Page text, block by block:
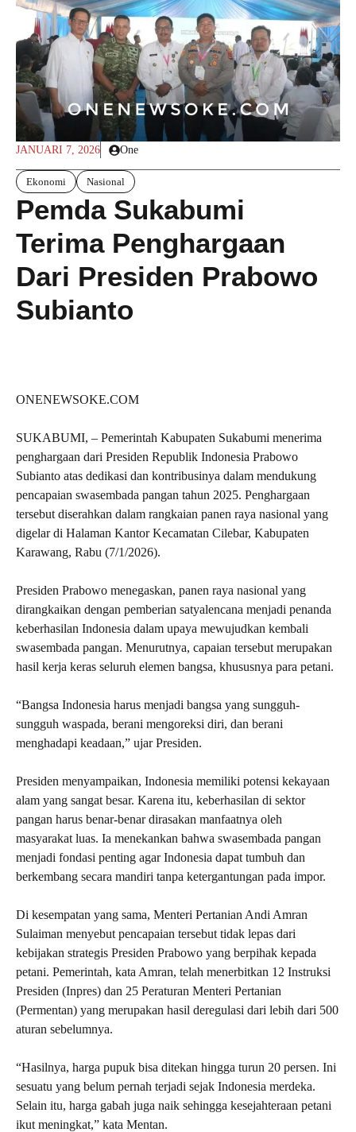
JANUARI 7, 2026 One
Ekonomi Nasional
Pemda Sukabumi
Terima Penghargaan
Dari Presiden Prabowo
Subianto
ONENEWSOKE.COM
SUKABUMI, – Pemerintah Kabupaten Sukabumi menerima
penghargaan dari Presiden Republik Indonesia Prabowo
Subianto atas dedikasi dan kontribusinya dalam mendukung
pencapaian swasembada pangan tahun 2025. Penghargaan
tersebut diserahkan dalam rangkaian panen raya nasional yang
digelar di Halaman Kantor Kecamatan Cilebar, Kabupaten
Karawang, Rabu (7/1/2026).
Presiden Prabowo menegaskan, panen raya nasional yang
dirangkaikan dengan pemberian satyalencana menjadi penanda
keberhasilan Indonesia dalam upaya mewujudkan kembali
swasembada pangan. Menurutnya, capaian tersebut merupakan
hasil kerja keras seluruh elemen bangsa, khususnya para petani.
“Bangsa Indonesia harus menjadi bangsa yang sungguh-
sungguh waspada, berani mengoreksi diri, dan berani
menghadapi keadaan,” ujar Presiden.
Presiden menyampaikan, Indonesia memiliki potensi kekayaan
alam yang sangat besar. Karena itu, keberhasilan di sektor
pangan harus benar-benar dirasakan manfaatnya oleh
masyarakat luas. Ia menekankan bahwa swasembada pangan
menjadi fondasi penting agar Indonesia dapat tumbuh dan
berkembang secara mandiri tanpa ketergantungan pada impor.
Di kesempatan yang sama, Menteri Pertanian Andi Amran
Sulaiman menyebut pencapaian tersebut tidak lepas dari
kebijakan strategis Presiden Prabowo yang berpihak kepada
petani. Pemerintah, kata Amran, telah menerbitkan 12 Instruksi
Presiden (Inpres) dan 25 Peraturan Menteri Pertanian
(Permentan) yang merupakan hasil deregulasi dari lebih dari 500
aturan sebelumnya.
“Hasilnya, harga pupuk bisa ditekan hingga turun 20 persen. Ini
sesuatu yang belum pernah terjadi sejak Indonesia merdeka.
Selain itu, harga gabah juga naik sehingga kesejahteraan petani
ikut meningkat,” kata Mentan.